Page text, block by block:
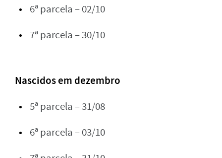
6ª parcela – 02/10
7ª parcela – 30/10
Nascidos em dezembro
5ª parcela – 31/08
6ª parcela – 03/10